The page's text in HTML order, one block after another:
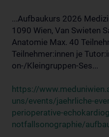
...Aufbaukurs 2026
1090 Wien, Van Swieten
Anatomie Max. 40
Teilnehmer:innen je
on-/Kleingruppen-Ses...
https://
uns/events/jaehrliche-
perioperative-
notfallsonographie/